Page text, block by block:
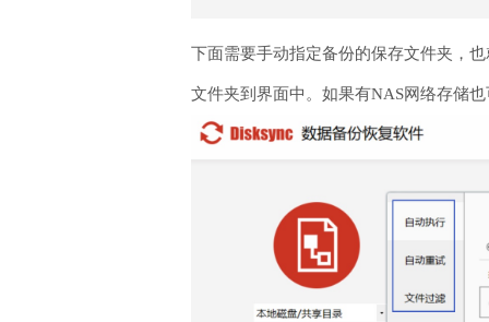
下面需要手动指定备份的保存文件夹，
文件夹到界面中。如果有NAS网络存储